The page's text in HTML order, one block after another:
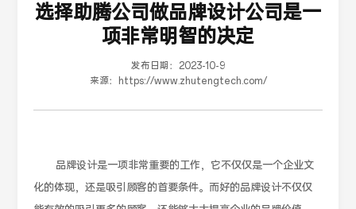
选择助腾公司做品牌设计公司是一
项非常明智的决定
发布日期： 2023-10-9
来源：
https://www.zhutengtech.com/
品牌设计是一项非常重要的工作，它不仅仅是一个企业文
化的体现，还是吸引顾客的首要条件。而好的品牌设计不仅仅